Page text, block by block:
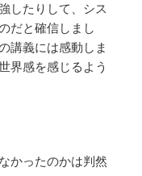
したりして、シス
だと確信しまし
講義には感動しま
界感を感じるよう
かったのかは判然